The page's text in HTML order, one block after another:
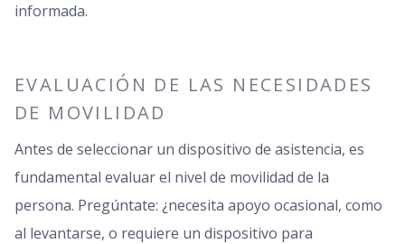
informada.
EVALUACIÓN DE LAS NECESIDADES
DE MOVILIDAD
Antes de seleccionar un dispositivo de asistencia, es
fundamental evaluar el nivel de movilidad de la
persona. Pregúntate: ¿necesita apoyo ocasional, como
al levantarse, o requiere un dispositivo para